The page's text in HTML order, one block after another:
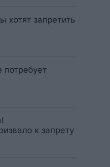
хотят запретить
к запрету